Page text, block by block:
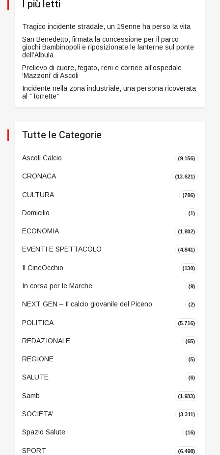
I più letti
Tragico incidente stradale, un 19enne ha perso la vita
San Benedetto, firmata la concessione per il parco
giochi Bambinopoli e riposizionate le lanterne sul ponte
dell’Albula
Prelievo di cuore, fegato, reni e cornee all’ospedale
‘Mazzoni’ di Ascoli
Incidente nella zona industriale, una persona ricoverata
al "Torrette"
Tutte le Categorie
Ascoli Calcio (9.156)
CRONACA (13.621)
CULTURA (786)
Domicilio (1)
ECONOMIA (1.802)
EVENTI E SPETTACOLO (4.841)
Il CineOcchio (130)
In corsa per le Marche (9)
NEXT GEN – Il calcio giovanile del Piceno (2)
POLITICA (5.716)
REDAZIONALE (65)
REGIONE (5)
SALUTE (6)
Samb (1.933)
SOCIETA' (3.311)
Spazio Salute (16)
SPORT (6.498)